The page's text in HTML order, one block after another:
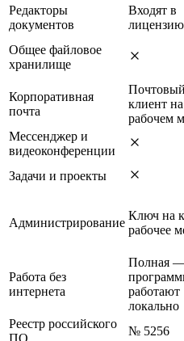
Редакторы
документов
Входят в
лицензию
Общее файловое
хранилище
Корпоративная
почта
Почтовый
клиент на
рабочем
Мессенджер и
видеоконференции
Задачи и проекты
Администрирование
Ключ на
рабочее
Работа без
интернета
Полная
работают
локально
Реестр российского
ПО
№ 5256